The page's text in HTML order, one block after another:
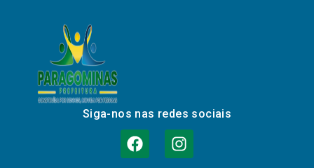
Siga-nos nas redes sociais